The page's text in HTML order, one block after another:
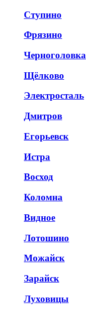
Ступино
Фрязино
Черноголовка
Щёлково
Электросталь
Дмитров
Егорьевск
Истра
Восход
Коломна
Видное
Лотошино
Можайск
Зарайск
Луховицы